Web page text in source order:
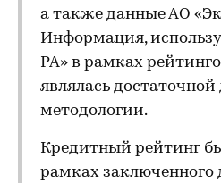
а также данные АО
Информация,
РА» в рамках
являлась
методологии.
Кредитный рейтинг
рамках заключенного